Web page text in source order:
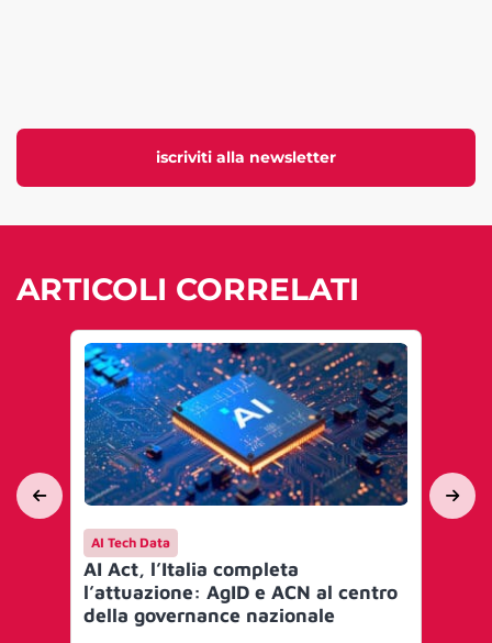
iscriviti alla newsletter
ARTICOLI CORRELATI
AI Tech Data
AI Act, l’Italia completa
l’attuazione: AgID e ACN al centro
della governance nazionale